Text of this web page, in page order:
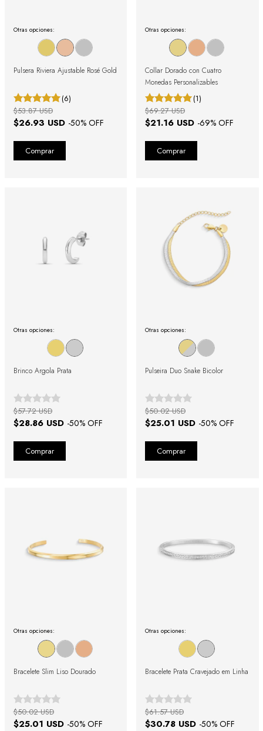
Otras opciones:
Pulsera Riviera Ajustable Rosé Gold
(6)
$26.93 USD -50% OFF
$53.87 USD
Otras opciones:
Collar Dorado con Cuatro
Monedas Personalizables
(1)
$21.16 USD -69% OFF
$69.27 USD
Otras opciones:
Brinco Argola Prata
$28.86 USD -50% OFF
$57.72 USD
Otras opciones:
Pulseira Duo Snake Bicolor
$25.01 USD -50% OFF
$50.02 USD
Otras opciones:
Bracelete Slim Liso Dourado
$25.01 USD -50% OFF
$50.02 USD
Otras opciones:
Bracelete Prata Cravejado em Linha
$30.78 USD -50% OFF
$61.57 USD